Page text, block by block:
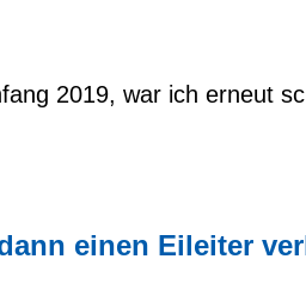
2019, war ich erneut
einen Eileiter